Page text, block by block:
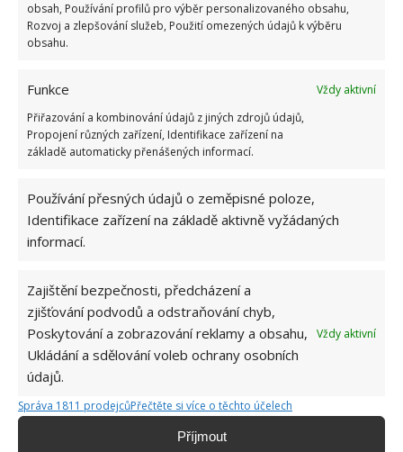
obsah, Používání profilů pro výběr personalizovaného obsahu,
Rozvoj a zlepšování služeb, Použití omezených údajů k výběru
obsahu.
Funkce
Vždy aktivní
Přiřazování a kombinování údajů z jiných zdrojů údajů,
Propojení různých zařízení, Identifikace zařízení na
základě automaticky přenášených informací.
Používání přesných údajů o zeměpisné poloze,
Identifikace zařízení na základě aktivně vyžádaných
informací.
Zajištění bezpečnosti, předcházení a
zjišťování podvodů a odstraňování chyb,
Poskytování a zobrazování reklamy a obsahu,
Ukládání a sdělování voleb ochrany osobních
údajů.
Vždy aktivní
Správa 1811 prodejcůPřečtěte si více o těchto účelech
Příjmout
Přidejte svůj názor
KOMENTOVAT
Jiří Kolář
možné najít v j...